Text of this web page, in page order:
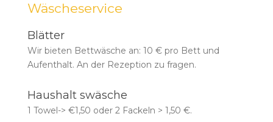
Wäscheservice
Blätter
Wir bieten Bettwäsche an: 10 € pro Bett und
Aufenthalt. An der Rezeption zu fragen.
Haushalt swäsche
1 Towel-> €1,50 oder 2 Fackeln > 1,50 €.